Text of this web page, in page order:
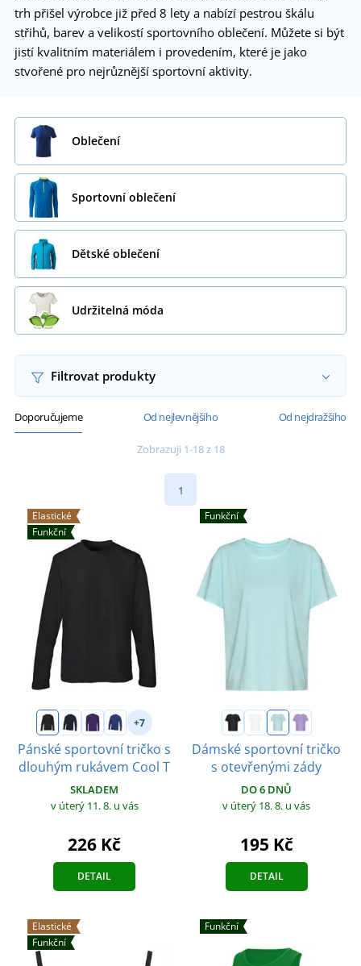
trh přišel výrobce již před 8 lety a nabízí pestrou škálu
střihů, barev a velikostí sportovního oblečení. Můžete si být
jistí kvalitním materiálem i provedením, které je jako
stvořené pro nejrůznější sportovní aktivity.
Oblečení
Sportovní oblečení
Dětské oblečení
Udržitelná móda
Filtrovat produkty
Doporučujeme Od nejlevnějšího Od nejdražšího
Zobrazuji 1-18 z 18
1
Elastické
Funkční
+7
Pánské sportovní tričko s
dlouhým rukávem Cool T
SKLADEM
v úterý 11. 8. u vás
226 Kč
DETAIL
Funkční
Dámské sportovní tričko
s otevřenými zády
DO 6 DNŮ
v úterý 18. 8. u vás
195 Kč
DETAIL
Elastické
Funkční
Funkční